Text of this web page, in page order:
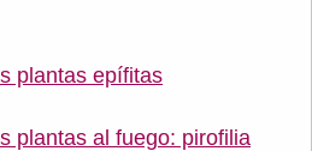
plantas epífitas
plantas al fuego: pirofilia